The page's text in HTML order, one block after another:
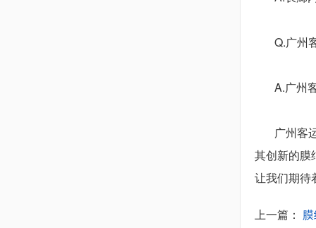
Q.广州
A.广州
广州客
其创新的膜
让我们期待
上一篇：